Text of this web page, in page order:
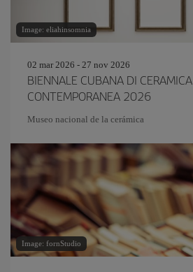
Image: eliahinsomnia
02 mar 2026 - 27 nov 2026
BIENNALE CUBANA DI CERAMICA
CONTEMPORANEA 2026
Museo nacional de la cerámica
Image: fornStudio